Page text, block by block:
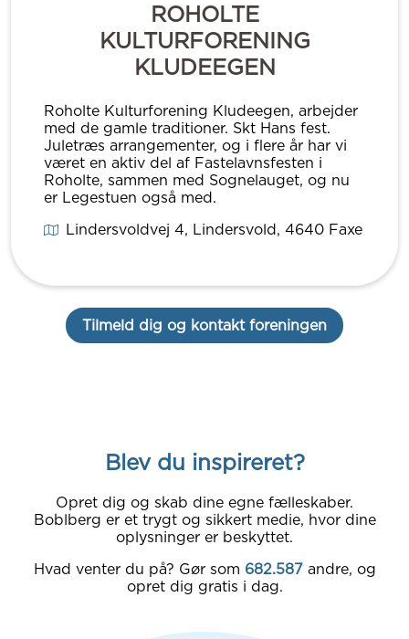
ROHOLTE
KULTURFORENING
KLUDEEGEN
Roholte Kulturforening Kludeegen, arbejder
med de gamle traditioner. Skt Hans fest.
Juletræs arrangementer, og i flere år har vi
været en aktiv del af Fastelavnsfesten i
Roholte, sammen med Sognelauget, og nu
er Legestuen også med.
Lindersvoldvej 4, Lindersvold, 4640Faxe
Tilmeld dig og kontakt foreningen
Blev du inspireret?
Opret dig og skab dine egne fælleskaber.
Boblberg er et trygt og sikkert medie, hvor dine
oplysninger er beskyttet.
Hvad venter du på? Gør som 682.587 andre, og
opret dig gratis i dag.